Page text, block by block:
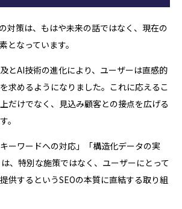
対策は、もはや未来の話ではなく、現在の
となっています。
とAI技術の進化により、ユーザーは直感的
求めるようになりました。これに応えるこ
だけでなく、見込み顧客との接点を広げる
。
ーワードへの対応」「構造化データの実
、特別な施策ではなく、ユーザーにとって
供するというSEOの本質に直結する取り組